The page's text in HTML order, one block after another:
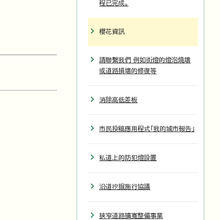
程已完成。
櫻花資訊
請聯繫我們 例如街燈的燈泡燒壞
或道路損壞的修復等
消除高低差板
市民投稿應用程式「我的城市報告」
私道上的防犯燈設置
沿道挖掘施行協議
狹窄道路擴寬整備事業